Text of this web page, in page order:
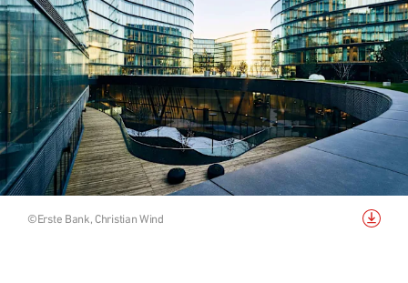
Grundstücksankauf
Top Links
Quartiersentwicklung
Forschungsprojekt RCC2
©Erste Bank, Christian Wind